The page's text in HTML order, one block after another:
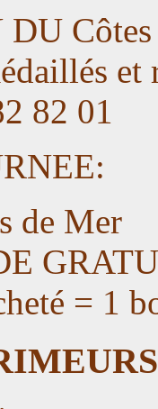
et
82 01
de Mer
= 1